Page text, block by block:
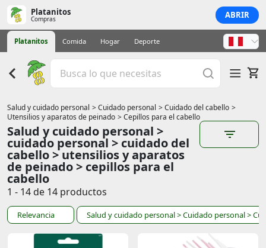
Platanitos
Compras ABRIR
Platanitos Comida Hogar Deporte
Salud y cuidado personal > Cuidado personal > Cuidado del cabello >
Utensilios y aparatos de peinado > Cepillos para el cabello
Salud y cuidado personal >
cuidado personal > cuidado del
cabello > utensilios y aparatos
de peinado > cepillos para el
cabello
1 - 14 de 14 productos
Relevancia Salud y cuidado personal> Cuidado personal>